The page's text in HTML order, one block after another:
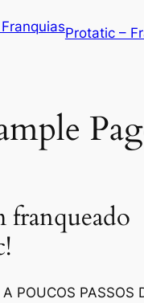
Protatic –
franqueado
POUCOS PASSOS